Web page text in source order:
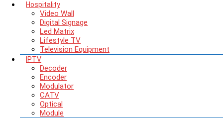
Hospitality
Video Wall
Digital Signage
Led Matrix
Lifestyle TV
Television Equipment
IPTV
Decoder
Encoder
Modulator
CATV
Optical
Module